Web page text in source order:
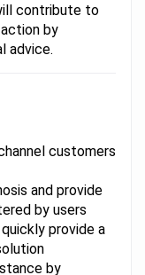
contribute to
by
advice.
customers
and provide
by users
provide a
by